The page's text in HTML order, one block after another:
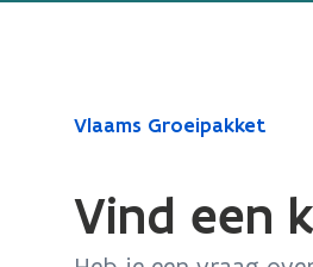
Gedaan
bevindt
Vlaams Groeipakket
Vind een